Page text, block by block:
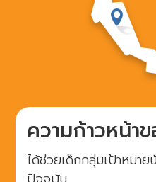
ความก้าวหน้าข
ได้ช่วยเด็กกลุ่มเป้าหม